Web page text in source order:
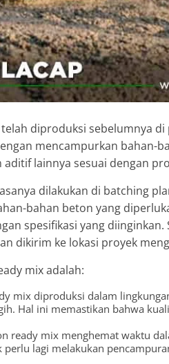
diproduksi sebelumnya
mencampurkan bahan-
lainnya sesuai dengan
dilakukan di batching
bahan beton yang
spesifikasi yang
dikirim ke lokasi proyek
mix adalah:
mix diproduksi dalam
Hal ini memastikan bahwa
ready mix menghemat waktu
lagi melakukan